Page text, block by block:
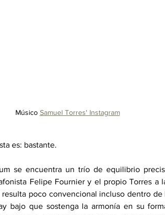
Músico Samuel Torres' Instagram
es: bastante.
se encuentra un trío de equilibrio
Felipe Fournier y el propio Torres a
poco convencional incluso dentro de
bajo que sostenga la armonía en su